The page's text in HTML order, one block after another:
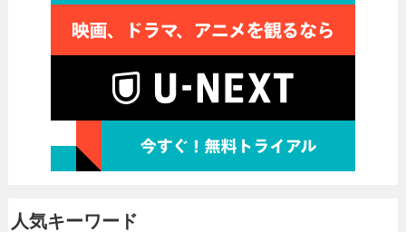
人気キーワード